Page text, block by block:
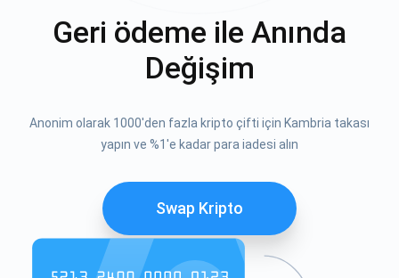
Geri ödeme ile Anında
Değişim
Anonim olarak 1000'den fazla kripto çifti için Kambria takası
yapın ve %1'e kadar para iadesi alın
Swap Kripto